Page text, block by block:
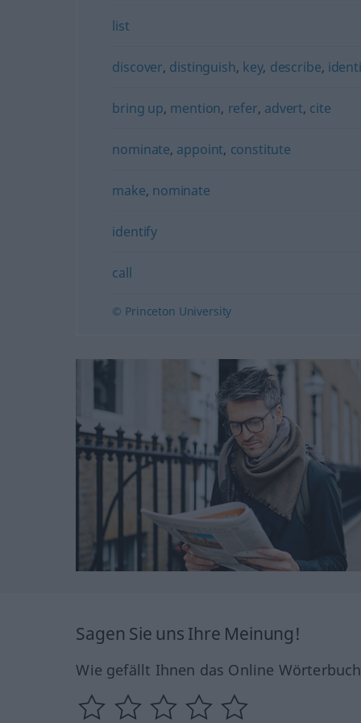
list
discover, distinguish, key, describe,
bring up, mention, refer, advert, cite
nominate, appoint, constitute
make, nominate
identify
call
© Princeton University
Sagen Sie uns Ihre Meinung!
Wie gefällt Ihnen das Online